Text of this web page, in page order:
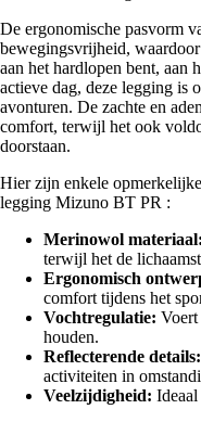
De ergonomische pasvorm
bewegingsvrijheid,
aan het hardlopen bent, aan
actieve dag, deze legging is
avonturen. De zachte en
comfort, terwijl het ook
doorstaan.
Hier zijn enkele
legging Mizuno BT PR :
Merinowol materiaal:
terwijl het de
Ergonomisch
comfort tijdens het
Vochtregulatie:
houden.
Reflecterende details:
activiteiten in
Veelzijdigheid: